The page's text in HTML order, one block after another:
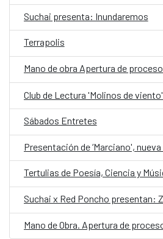
Suchai presenta: Inundaremos
Terrapolis
Club de Lectura 'Molinos de
Sábados Entretes
Tertulias de Poesía, Ciencia y
Suchai x Red Poncho presentan:
Mano de Obra. Apertura de